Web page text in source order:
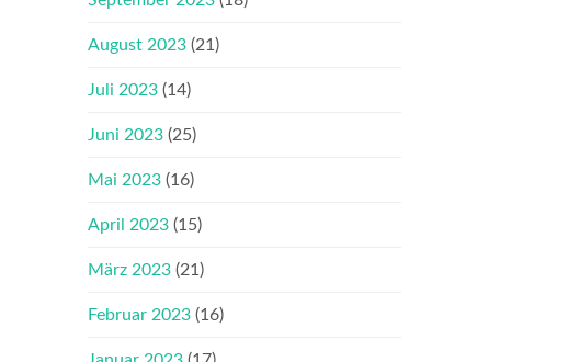
August 2023 (21)
Juli 2023 (14)
Juni 2023 (25)
Mai 2023 (16)
April 2023 (15)
März 2023 (21)
Februar 2023 (16)